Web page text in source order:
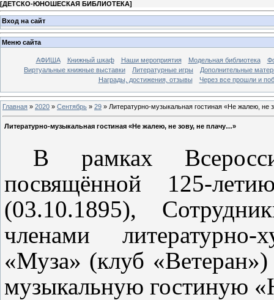
[ДЕТСКО-ЮНОШЕСКАЯ БИБЛИОТЕКА]
Вход на сайт
Меню сайта
АФИША Книжный шкаф Наши мероприятия Модельная библиотека
Виртуальные книжные выставки
Литературные игры
Дополнительные
Награды, достижения, отзывы
Через все прошли и
Главная » 2020 » Сентябрь » 29 » Литературно-музыкальная гостиная «Не жалею, не
Литературно-музыкальная гостиная «Не жалею, не зову, не плачу…»
В рамках
посвящённой 125-
(03.10.1895),
членами литературно-
«Муза» (клуб «Ветеран»)
музыкальную гостиную